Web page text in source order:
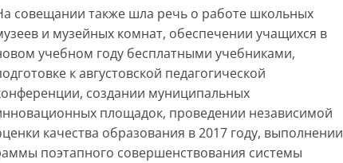
совещании также шла речь о работе школьных
и музейных комнат, обеспечении учащихся в
учебном году бесплатными учебниками,
к августовской педагогической
создании муниципальных
площадок, проведении независимой
качества образования в 2017 году, выполнении
поэтапного совершенствования системы